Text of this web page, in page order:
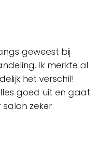
geweest bij
Ik merkte al
het verschil!
goed uit en gaat
salon zeker